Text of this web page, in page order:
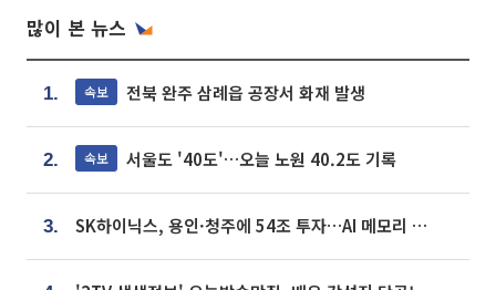
많이 본 뉴스
1. 속보 전북 완주 삼례읍 공장서 화재 발생
2. 속보 서울도 '40도'…오늘 노원 40.2도 기록
3. SK하이닉스, 용인·청주에 54조 투자…AI 메모리 생산기지 키운다